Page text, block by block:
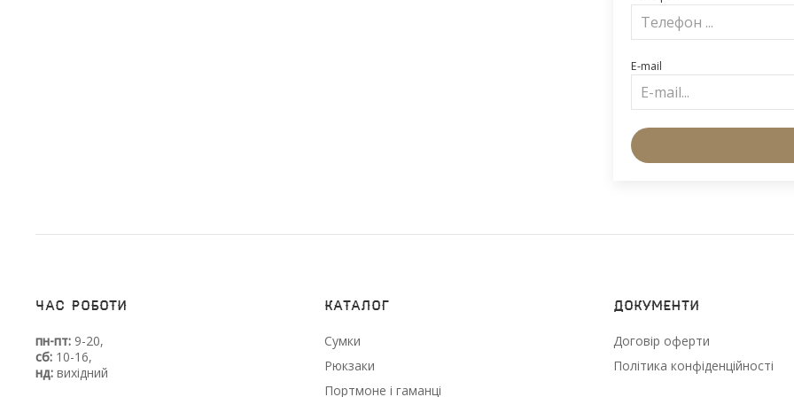
E-mail
Час роботи
пн-пт: 9-20,
сб: 10-16,
нд: вихідний
Каталог
Сумки
Рюкзаки
Портмоне і гаманці
Документи
Договір оферти
Політика конфіденційності